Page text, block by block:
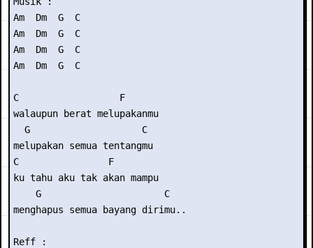
Am  Dm  G  C
Am  Dm  G  C
Am  Dm  G  C
Am  Dm  G  C
C                  F
walaupun berat melupakanmu
  G                    C
melupakan semua tentangmu
C                F
ku tahu aku tak akan mampu
    G                      C
menghapus semua bayang dirimu..
Reff :